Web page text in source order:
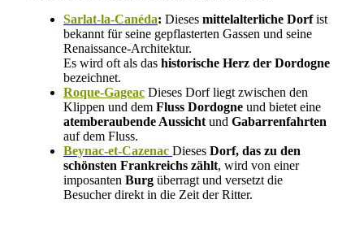
Sarlat-la-Canéda: Dieses mittelalterliche Dorfist
bekannt für seine gepflasterten Gassen und seine
Renaissance-Architektur.
Es wird oft als das historische Herz der Dordogne
bezeichnet.
Roque-Gageac Dieses Dorf liegt zwischen den
Klippen und dem Fluss Dordogne und bietet eine
atemberaubende Aussicht und Gabarrenfahrten
auf dem Fluss.
Beynac-et-Cazenac Dieses Dorf, das zu den
schönsten Frankreichs zählt, wird von einer
imposanten Burg überragt und versetzt die
Besucher direkt in die Zeit der Ritter.